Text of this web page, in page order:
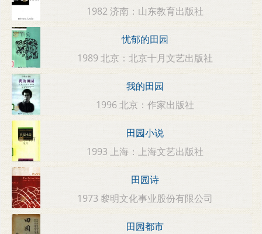
1982 济南：山东教育出版社
忧郁的田园
1989 北京：北京十月文艺出版社
我的田园
1996 北京：作家出版社
田园小说
1993 上海：上海文艺出版社
田园诗
1973 黎明文化事业股份有限公司
田园都市